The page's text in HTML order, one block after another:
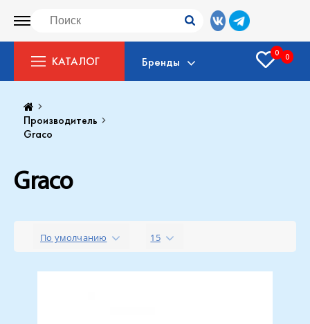
КАТАЛОГ Бренды
0 0
Производитель
Graco
Graco
По умолчанию 15